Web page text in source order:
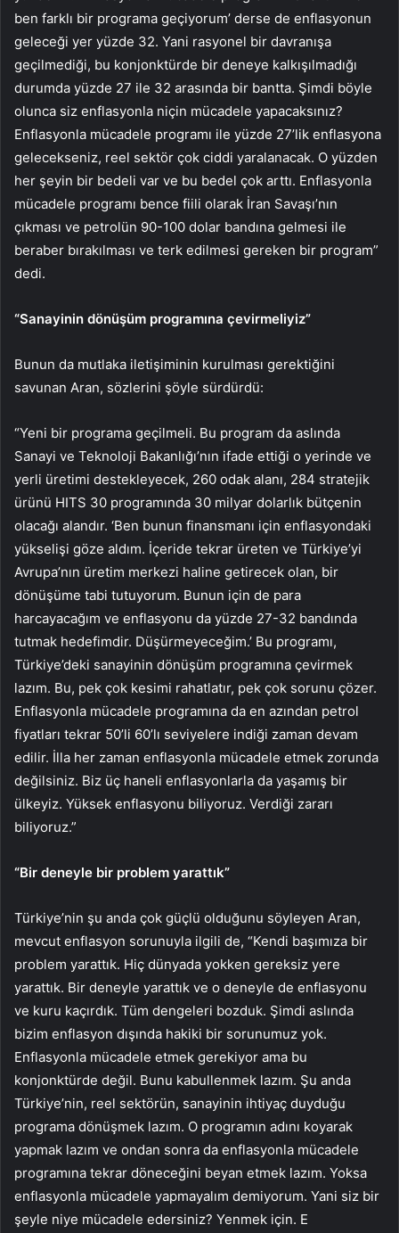
ben farklı bir programa geçiyorum’ derse de enflasyonun
geleceği yer yüzde 32. Yani rasyonel bir davranışa
geçilmediği, bu konjonktürde bir deneye kalkışılmadığı
durumda yüzde 27 ile 32 arasında bir bantta. Şimdi böyle
olunca siz enflasyonla niçin mücadele yapacaksınız?
Enflasyonla mücadele programı ile yüzde 27’lik enflasyona
gelecekseniz, reel sektör çok ciddi yaralanacak. O yüzden
her şeyin bir bedeli var ve bu bedel çok arttı. Enflasyonla
mücadele programı bence fiili olarak İran Savaşı’nın
çıkması ve petrolün 90-100 dolar bandına gelmesi ile
beraber bırakılması ve terk edilmesi gereken bir program”
dedi.
“Sanayinin dönüşüm programına çevirmeliyiz”
Bunun da mutlaka iletişiminin kurulması gerektiğini
savunan Aran, sözlerini şöyle sürdürdü:
“Yeni bir programa geçilmeli. Bu program da aslında
Sanayi ve Teknoloji Bakanlığı’nın ifade ettiği o yerinde ve
yerli üretimi destekleyecek, 260 odak alanı, 284 stratejik
ürünü HITS 30 programında 30 milyar dolarlık bütçenin
olacağı alandır. ‘Ben bunun finansmanı için enflasyondaki
yükselişi göze aldım. İçeride tekrar üreten ve Türkiye’yi
Avrupa’nın üretim merkezi haline getirecek olan, bir
dönüşüme tabi tutuyorum. Bunun için de para
harcayacağım ve enflasyonu da yüzde 27-32 bandında
tutmak hedefimdir. Düşürmeyeceğim.’ Bu programı,
Türkiye’deki sanayinin dönüşüm programına çevirmek
lazım. Bu, pek çok kesimi rahatlatır, pek çok sorunu çözer.
Enflasyonla mücadele programına da en azından petrol
fiyatları tekrar 50’li 60’lı seviyelere indiği zaman devam
edilir. İlla her zaman enflasyonla mücadele etmek zorunda
değilsiniz. Biz üç haneli enflasyonlarla da yaşamış bir
ülkeyiz. Yüksek enflasyonu biliyoruz. Verdiği zararı
biliyoruz.”
“Bir deneyle bir problem yarattık”
Türkiye’nin şu anda çok güçlü olduğunu söyleyen Aran,
mevcut enflasyon sorunuyla ilgili de, “Kendi başımıza bir
problem yarattık. Hiç dünyada yokken gereksiz yere
yarattık. Bir deneyle yarattık ve o deneyle de enflasyonu
ve kuru kaçırdık. Tüm dengeleri bozduk. Şimdi aslında
bizim enflasyon dışında hakiki bir sorunumuz yok.
Enflasyonla mücadele etmek gerekiyor ama bu
konjonktürde değil. Bunu kabullenmek lazım. Şu anda
Türkiye’nin, reel sektörün, sanayinin ihtiyaç duyduğu
programa dönüşmek lazım. O programın adını koyarak
yapmak lazım ve ondan sonra da enflasyonla mücadele
programına tekrar döneceğini beyan etmek lazım. Yoksa
enflasyonla mücadele yapmayalım demiyorum. Yani siz bir
şeyle niye mücadele edersiniz? Yenmek için. E